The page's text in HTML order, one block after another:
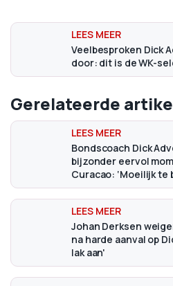
Veelbesproken Dick
door: dit is de WK-
Gerelateerde
Bondscoach Dick
bijzonder eervol
Curacao: ‘Moeilijk te
Johan Derksen
na harde aanval op
lak aan'